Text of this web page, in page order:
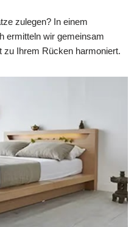
zulegen? In einem
ermitteln wir gemeinsam
Ihrem Rücken harmoniert.